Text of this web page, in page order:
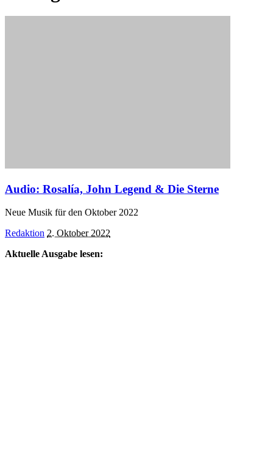
Audio: Rosalía, John Legend & Die Sterne
Neue Musik für den Oktober 2022
Posted
Redaktion 2. Oktober 2022
Aktuelle Ausgabe lesen: